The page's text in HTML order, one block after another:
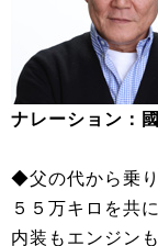
ナレーション：
◆父の代から乗
５５万キロを共
内装もエンジン